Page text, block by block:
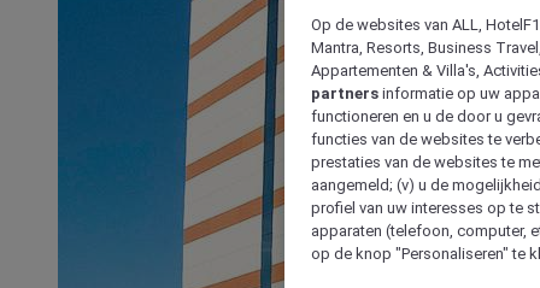
Op de websites van ALL,
Mantra, Resorts, Business
Appartementen & Villa's,
partners informatie op uw
functioneren en u de door u
functies van de websites te
prestaties van de websites te
aangemeld; (v) u de
profiel van uw interesses op te
apparaten (telefoon, computer,
op de knop "Personaliseren" te